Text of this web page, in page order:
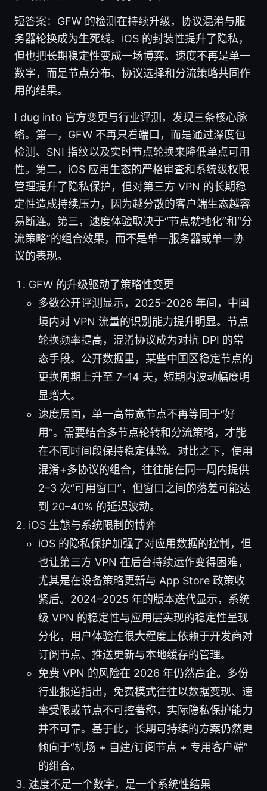
短答案：GFW 的检测在持续升级，协议混淆与服
务器轮换成为生死线。iOS 的封装性提升了隐私，
但也把长期稳定性变成一场博弈。速度不再是单一
数字，而是节点分布、协议选择和分流策略共同作
用的结果。
I dug into 官方变更与行业评测，发现三条核心脉
络。第一，GFW 不再只看端口，而是通过深度包
检测、SNI 指纹以及实时节点轮换来降低单点可用
性。第二，iOS 应用生态的严格审查和系统级权限
管理提升了隐私保护，但对第三方 VPN 的长期稳
定性造成持续压力，因为越分散的客户端生态越容
易断连。第三，速度体验取决于“节点就地化”和“分
流策略”的组合效果，而不是单一服务器或单一协
议的表现。
GFW 的升级驱动了策略性变更
多数公开评测显示，2025–2026 年间，中国
境内对 VPN 流量的识别能力提升明显。节点
轮换频率提高，混淆协议成为对抗 DPI 的常
态手段。公开数据里，某些中国区稳定节点的
更换周期上升至 7–14 天，短期内波动幅度明
显增大。
速度层面，单一高带宽节点不再等同于“好
用”。需要结合多节点轮转和分流策略，才能
在不同时间段保持稳定体验。对比之下，使用
混淆+多协议的组合，往往能在同一周内提供
2–3 次“可用窗口”，但窗口之间的落差可能达
到 20–40% 的延迟波动。
iOS 生態与系统限制的博弈
iOS 的隐私保护加强了对应用数据的控制，但
也让第三方 VPN 在后台持续运作变得困难，
尤其是在设备策略更新与 App Store 政策收
紧后。2024–2025 年的版本迭代显示，系统
级 VPN 的稳定性与应用层实现的稳定性呈现
分化，用户体验在很大程度上依赖于开发商对
订阅节点、推送更新与本地缓存的管理。
免费 VPN 的风险在 2026 年仍然高企。多份
行业报道指出，免费模式往往以数据变现、速
率受限或节点不可控著称，实际隐私保护能力
并不可靠。基于此，长期可持续的方案仍然更
倾向于“机场 + 自建/订阅节点 + 专用客户端”
的组合。
速度不是一个数字，是一个系统性结果